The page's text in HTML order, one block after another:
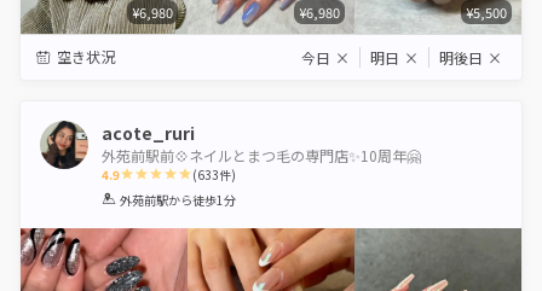
¥6,980 ¥6,980 ¥5,500
空き状況 今日 × 明日 × 明後日 ×
acote_ruri
外苑前駅前💠ネイルとまつ毛の専門店✨10周年🤗
4.9
1 2 3 4 5
(633件)
外苑前駅から徒歩1分